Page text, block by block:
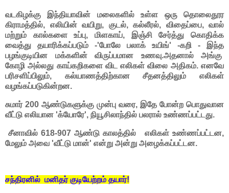
வடகிழக்கு இந்தியாவின் மலைகளில் உள்ள ஒரு தொலைதூர
கிராமத்தில், எலியின் வயிறு, குடல், கல்லீரல், விதைப்பை, வால்
மற்றும் கால்களை உப்பு, மிளகாய், இஞ்சி சேர்த்து கொதிக்க
வைத்து தயாரிக்கப்படும் -'போலே பலாக் உயிங்' -கறி - இந்த
பழங்குடியின மக்களின் விருப்பமான உணவு.அதனால் அங்கு
கோழி அல்லது காய்கறிகளை விட எலிகள் விலை அதிகம். எனவே
பரிசளிப்பிலும், கல்யாணத்திற்கான சீதனத்திலும் எலிகள்
வழங்கப்படுகின்றன.
சுமார் 200 ஆண்டுகளுக்கு முன்பு வரை, இதே போன்ற பொதுவான
வீட்டு எலியான 'க்யோரே', நியூசிலாந்தில் பலரால் உண்ணப்பட்டது.
சீனாவில் 618-907 ஆண்டு காலத்தில் எலிகள் உண்ணப்பட்டன,
மேலும் அவை 'வீட்டு மான்' என்று அன்று அழைக்கப்பட்டன.
சந்திரனில் மனிதர் குடியேற்றம் தயார்!